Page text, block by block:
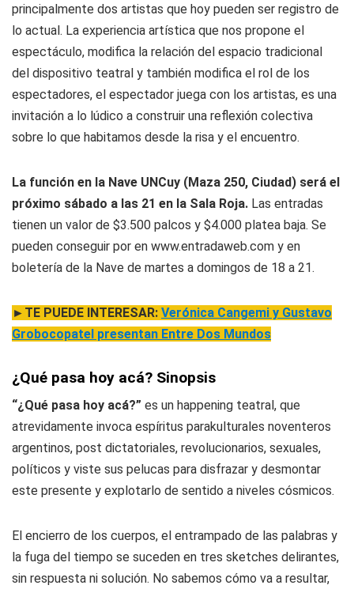
principalmente dos artistas que hoy pueden ser registro de
lo actual. La experiencia artística que nos propone el
espectáculo, modifica la relación del espacio tradicional
del dispositivo teatral y también modifica el rol de los
espectadores, el espectador juega con los artistas, es una
invitación a lo lúdico a construir una reflexión colectiva
sobre lo que habitamos desde la risa y el encuentro.
La función en la Nave UNCuy (Maza 250, Ciudad) será el
próximo sábado a las 21 en la Sala Roja. Las entradas
tienen un valor de $3.500 palcos y $4.000 platea baja. Se
pueden conseguir por en www.entradaweb.com y en
boletería de la Nave de martes a domingos de 18 a 21.
►TE PUEDE INTERESAR: Verónica Cangemi y Gustavo
Grobocopatel presentan Entre Dos Mundos
¿Qué pasa hoy acá? Sinopsis
“¿Qué pasa hoy acá?” es un happening teatral, que
atrevidamente invoca espíritus parakulturales noventeros
argentinos, post dictatoriales, revolucionarios, sexuales,
políticos y viste sus pelucas para disfrazar y desmontar
este presente y explotarlo de sentido a niveles cósmicos.
El encierro de los cuerpos, el entrampado de las palabras y
la fuga del tiempo se suceden en tres sketches delirantes,
sin respuesta ni solución. No sabemos cómo va a resultar,